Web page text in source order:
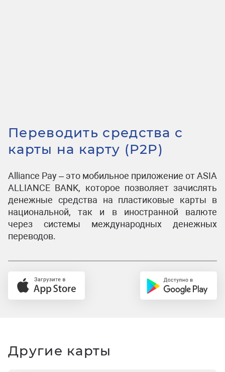
Переводить средства с
карты на карту (P2P)
Alliance Pay – это мобильное приложение от ASIA
ALLIANCE BANK, которое позволяет зачислять
денежные средства на пластиковые карты в
национальной, так и в иностранной валюте
через системы международных денежных
переводов.
Другие карты